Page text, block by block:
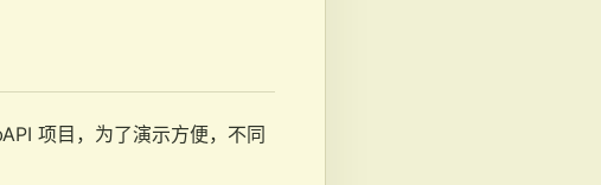
项目，为了演示方便，不同